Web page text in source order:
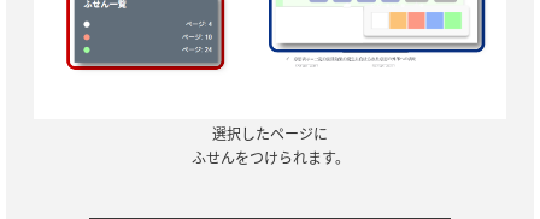
選択したページに
ふせんをつけられます。